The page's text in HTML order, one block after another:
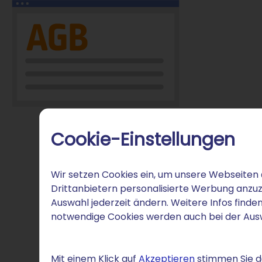
Cookie-Einstellungen
Wir setzen Cookies ein, um unsere
Drittanbietern personalisierte Werbung
Auswahl jederzeit ändern. Weitere Infos
notwendige Cookies werden auch bei der
Mit einem Klick aufAkzeptierenstimmen Sie